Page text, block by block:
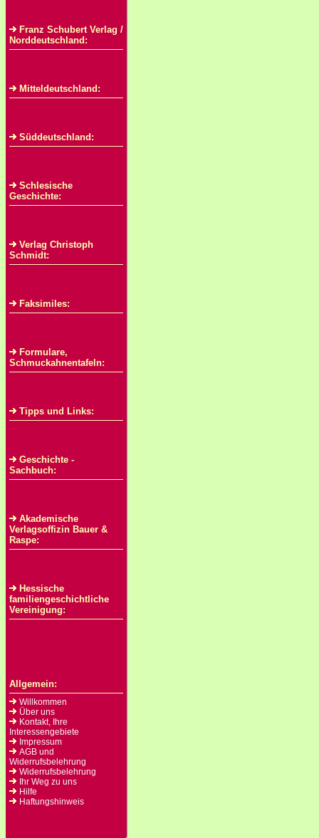
Franz Schubert Verlag /
Norddeutschland:
Mitteldeutschland:
Süddeutschland:
Schlesische
Geschichte:
Verlag Christoph
Schmidt:
Faksimiles:
Formulare,
Schmuckahnentafeln:
Tipps und Links:
Geschichte -
Sachbuch:
Akademische
Verlagsoffizin Bauer &
Raspe:
Hessische
familiengeschichtliche
Vereinigung:
Allgemein:
Willkommen
Über uns
Kontakt, Ihre
Interessengebiete
Impressum
AGB und
Widerrufsbelehrung
Widerrufsbelehrung
Ihr Weg zu uns
Hilfe
Haftungshinweis